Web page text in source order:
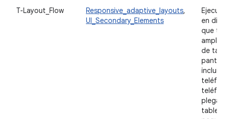
T-Layout_Flow Responsive_adaptive_layouts,
UI_Secondary_Elements
en
que
amplia
de
tablets